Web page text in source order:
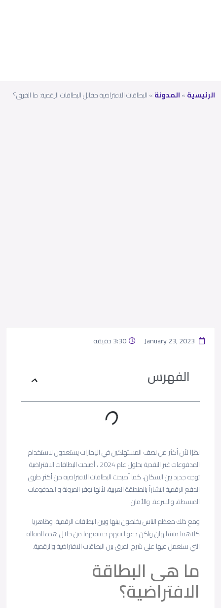
الرئيسية»المدونة»البطاقات الافتراضية مقابل البطاقات الرقمية: ما الفرق؟
3:30 دقيقة
الفهرس
نظرًا لأن أكثر من نصف المستهلكين في الإمارات يستعدون لاستخدام
المدفوعات غير النقدية بحلول عام 2024 ، أصبحت البطاقات الافتراضية
توجه جديد بين السكان، كما أصبحت البطاقات الافتراضية من أكثر طرق
الدفع الرقمية انتشاراً بالمنطقة العربية، لأنها توفر المرونة و المدفوعات
المبسطة، والسرعة، والأمان.
ومع ذلك معظم الناس يخلطون بينها وبين البطاقات الرقمية، وظاهريا
كلاهما متشابهان ولكن دعونا نفهم حقيقتهما من خلال هذه المقالة
التي سنعمل فيها على شرح الفرق بين البطاقات الافتراضية والرقمية.
ما هى البطاقة
الافتراضية؟